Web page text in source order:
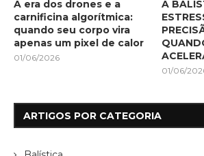
A era dos drones e a
carnificina algorítmica:
quando seu corpo vira
apenas um pixel de calor
01/06/2026
A
01/06/
ARTIGOS POR CATEGORIA